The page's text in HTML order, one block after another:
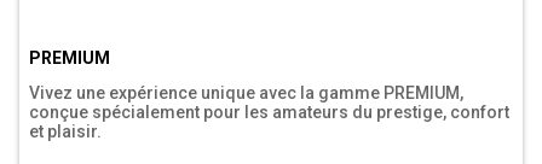
PREMIUM
Vivez une expérience unique avec la gamme PREMIUM,
conçue spécialement pour les amateurs du prestige, confort
et plaisir.